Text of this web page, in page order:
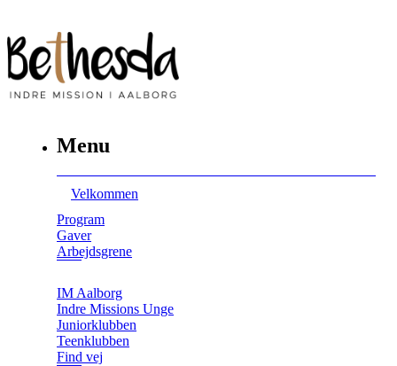
Menu
Velkommen
Program
Gaver
Arbejdsgrene
IM Aalborg
Indre Missions Unge
Juniorklubben
Teenklubben
Find vej